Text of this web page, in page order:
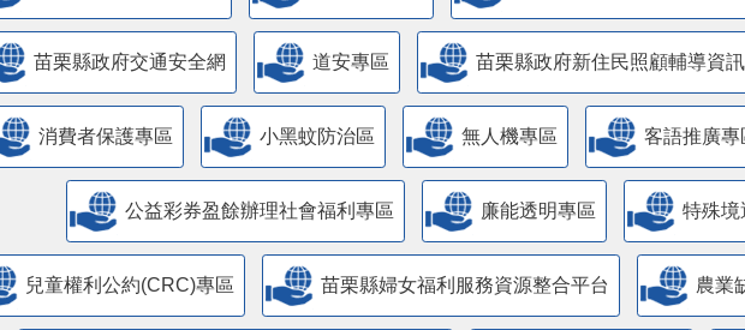
苗栗縣政府交通安全網 道安專區 苗栗縣政府新住民照顧輔導資
消費者保護專區 小黑蚊防治區 無人機專區 客語推廣專
公益彩券盈餘辦理社會福利專區 廉能透明專區 特殊境
兒童權利公約(CRC)專區 苗栗縣婦女福利服務資源整合平台 農業